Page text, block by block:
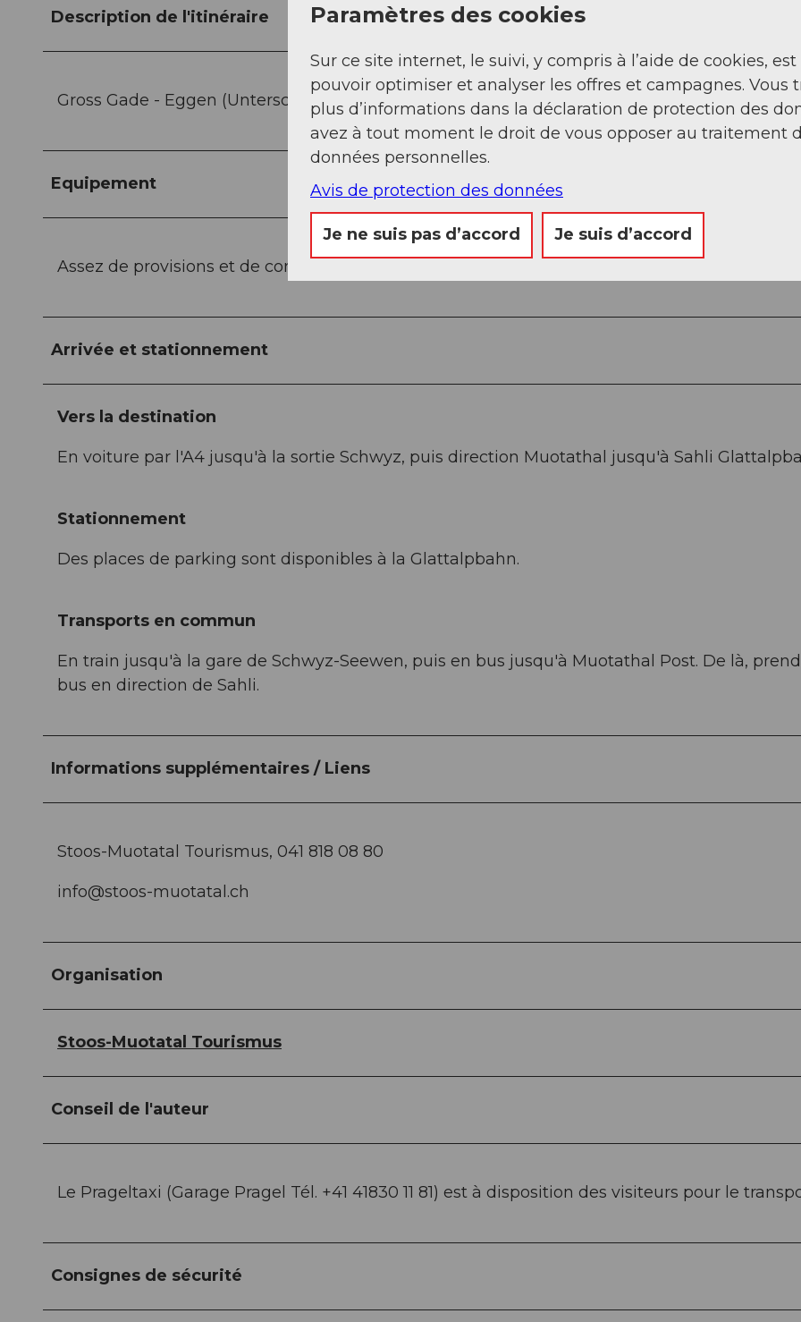
Description de l'itinéraire
Gross Gade - Eggen (Unterschächen - UR) - Wächter's Butzen
Equipement
Assez de provisions et de condition physique
Arrivée et stationnement
Vers la destination
En voiture par l'A4 jusqu'à la sortie Schwyz, puis direction Muotathal jusqu'à Sahli
Stationnement
Des places de parking sont disponibles à la Glattalpbahn.
Transports en commun
En train jusqu'à la gare de Schwyz-Seewen, puis en bus jusqu'à Muotathal Post. De là,
bus en direction de Sahli.
Informations supplémentaires / Liens
Stoos-Muotatal Tourismus, 041 818 08 80
info@stoos-muotatal.ch
Organisation
Stoos-Muotatal Tourismus
Conseil de l'auteur
Le Prageltaxi (Garage Pragel Tél. +41 41830 11 81) est à disposition des visiteurs pour le
Consignes de sécurité
Paramètres des cookies
Sur ce site internet, le suivi, y compris à l’aide de cookies,
pouvoir optimiser et analyser les offres et campagnes. Vous
plus d’informations dans la déclaration de protection des
avez à tout moment le droit de vous opposer au traitement
données personnelles.
Avis de protection des données
Je ne suis pas d’accord Je suis d’accord